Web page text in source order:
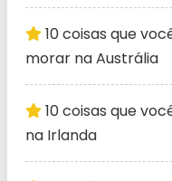
10 coisas que
morar na Austrália
10 coisas que
na Irlanda